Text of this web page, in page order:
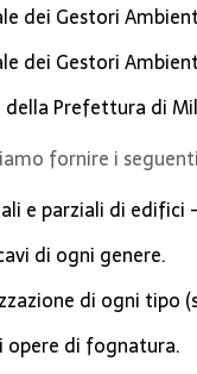
dei Gestori
dei Gestori
Prefettura di
fornire i
e parziali di edifici
di ogni genere.
di ogni tipo
opere di fognatura.